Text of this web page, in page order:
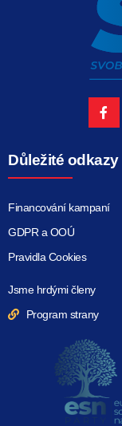
Důležité odkazy
Financování kampaní
GDPR a OOÚ
Pravidla Cookies
Jsme hrdými členy
Program strany